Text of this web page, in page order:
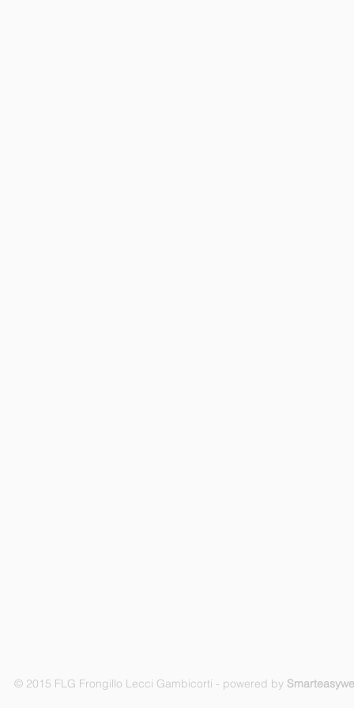
© 2015 FLG Frongillo Lecci Gambicorti - powered by